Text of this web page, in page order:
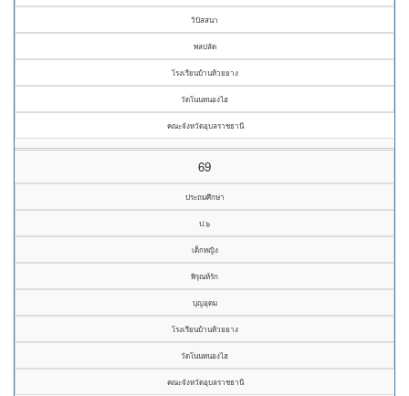
วิปัสสนา
พลปลัด
โรงเรียนบ้านห้วยยาง
วัดโนนหนองไฮ
คณะจังหวัดอุบลราชธานี
69
ประถมศึกษา
ป.๖
เด็กหญิง
พิรุณห์รัก
บุญอุดม
โรงเรียนบ้านห้วยยาง
วัดโนนหนองไฮ
คณะจังหวัดอุบลราชธานี